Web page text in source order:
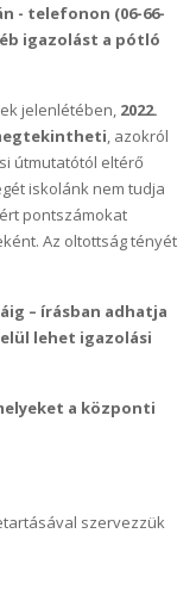
- telefonon (06-66-
igazolást a pótló
jelenlétében, 2022.
, azokról
útmutatótól eltérő
iskolánk nem tudja
pontszámokat
Az oltottság tényét
– írásban adhatja
lehet igazolási
a központi
szervezzük